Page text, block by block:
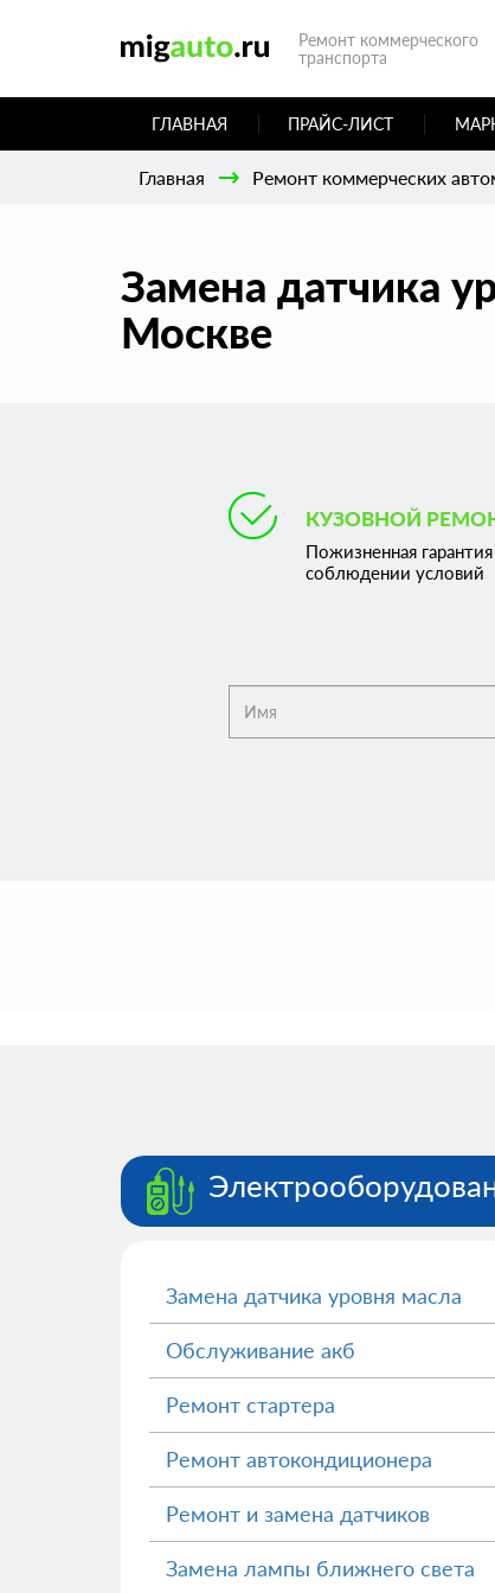
Ремонт коммерческого
транспорта
ГЛАВНАЯ ПРАЙС-ЛИСТ
Главная Ремонт коммерческих
Замена датчика
Москве
КУЗОВНОЙ
Пожизненная
соблюдении условий
Замена датчика уровня масла
Обслуживание акб
Ремонт стартера
Ремонт автокондиционера
Ремонт и замена датчиков
Замена лампы ближнего света